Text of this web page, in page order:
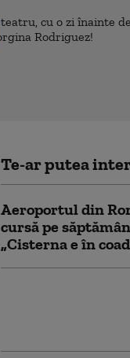
Te-ar putea
Aeroportul din
cursă pe
„Cisterna e în